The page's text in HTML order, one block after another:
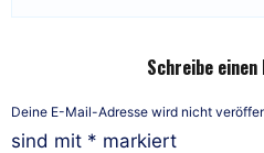
Schreibe
Deine E-Mail-Adresse wird nicht
sind mit * markiert